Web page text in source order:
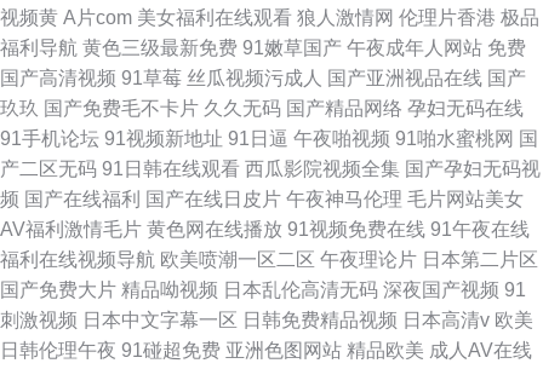
视频黄 A片com 美女福利在线观看 狼人激情网 伦理片香港 极品
福利导航 黄色三级最新免费 91嫩草国产 午夜成年人网站 免费
国产高清视频 91草莓 丝瓜视频污成人 国产亚洲视品在线 国产
玖玖 国产免费毛不卡片 久久无码 国产精品网络 孕妇无码在线
91手机论坛 91视频新地址 91日逼 午夜啪视频 91啪水蜜桃网 国
产二区无码 91日韩在线观看 西瓜影院视频全集 国产孕妇无码视
频 国产在线福利 国产在线日皮片 午夜神马伦理 毛片网站美女
AV福利激情毛片 黄色网在线播放 91视频免费在线 91午夜在线
福利在线视频导航 欧美喷潮一区二区 午夜理论片 日本第二片区
国产免费大片 精品呦视频 日本乱伦高清无码 深夜国产视频 91
刺激视频 日本中文字幕一区 日韩免费精品视频 日本高清v 欧美
日韩伦理午夜 91碰超免费 亚洲色图网站 精品欧美 成人AV在线